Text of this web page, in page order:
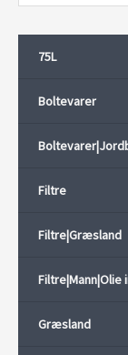
75L
Boltevarer
Filtre
Filtre|Græsland
Filtre|Mann|Olie
Græsland